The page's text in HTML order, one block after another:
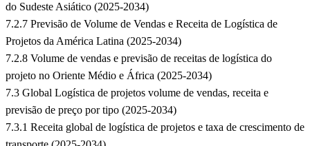
do Sudeste Asiático (2025-2034)
7.2.7 Previsão de Volume de Vendas e Receita de Logística de
Projetos da América Latina (2025-2034)
7.2.8 Volume de vendas e previsão de receitas de logística do
projeto no Oriente Médio e África (2025-2034)
7.3 Global Logística de projetos volume de vendas, receita e
previsão de preço por tipo (2025-2034)
7.3.1 Receita global de logística de projetos e taxa de crescimento de